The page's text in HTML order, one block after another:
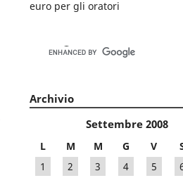
euro per gli oratori
Archivio
Settembre 2008
L M M G V
1
2 3 4 5